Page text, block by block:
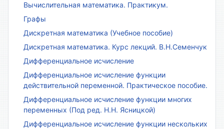
Вычислительная математика. Практикум.
Графы
Дискретная математика (Учебное пособие)
Дискретная математика. Курс лекций. В.Н.Семенчук
Дифференциальное исчисление
Дифференциальное исчисление функции
действительной переменной. Практическое пособие.
Дифференциальное исчисление функции многих
переменных (Под ред. Н.Н. Ясницкой)
Дифференциальное исчисление функции нескольких